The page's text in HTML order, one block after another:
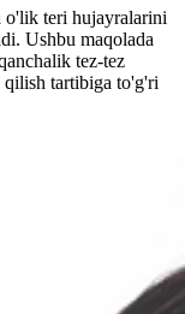
o'lik teri hujayralarini
Ushbu maqolada
tez-tez
tartibiga to'g'ri